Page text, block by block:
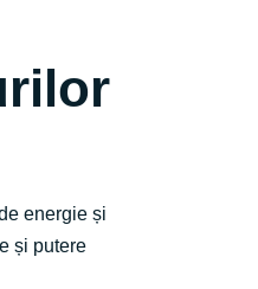
energie și
și putere